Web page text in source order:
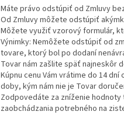
Máte právo odstúpiť od Zmluvy
Od Zmluvy môžete odstúpiť
Môžete využiť vzorový formulár,
Výnimky: Nemôžete odstúpiť od
tovare, ktorý bol po dodaní
Tovar nám zašlite späť najneskôr
Kúpnu cenu Vám vrátime do 14
doby, kým nám nie je Tovar
Zodpovedáte za zníženie
zaobchádzania potrebného na